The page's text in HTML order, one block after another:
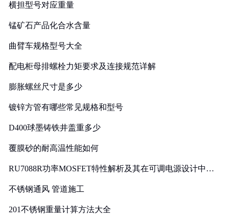
横担型号对应重量
锰矿石产品化合水含量
曲臂车规格型号大全
配电柜母排螺栓力矩要求及连接规范详解
膨胀螺丝尺寸是多少
镀锌方管有哪些常见规格和型号
D400球墨铸铁井盖重多少
覆膜砂的耐高温性能如何
RU7088R功率MOSFET特性解析及其在可调电源设计中的
不锈钢通风 管道施工
201不锈钢重量计算方法大全